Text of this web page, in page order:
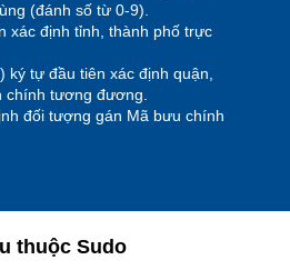
(đánh số từ 0-9).
xác định tỉnh, thành phố trực
ký tự đầu tiên xác định quận,
chính tương đương.
đối tượng gán Mã bưu chính
thuộc Sudo